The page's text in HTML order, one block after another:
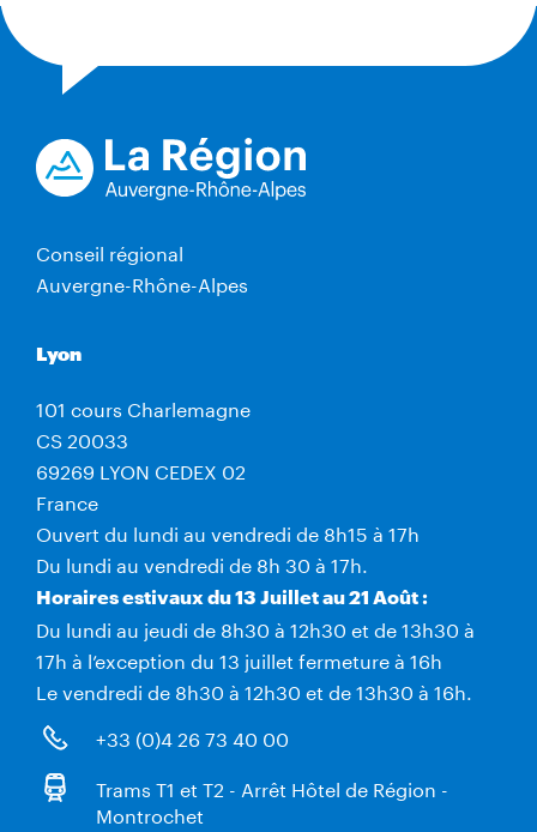
Conseil régional
Auvergne-Rhône-Alpes
Lyon
101 cours Charlemagne
CS 20033
69269 LYON CEDEX 02
France
Ouvert du lundi au vendredi de 8h15 à 17h
Du lundi au vendredi de 8h 30 à 17h.
Horaires estivaux du 13 Juillet au 21 Août :
Du lundi au jeudi de 8h30 à 12h30 et de 13h30 à
17h à l’exception du 13 juillet fermeture à 16h
Le vendredi de 8h30 à 12h30 et de 13h30 à 16h.
+33 (0)4 26 73 40 00
Trams T1 et T2 - Arrêt Hôtel de Région -
Montrochet